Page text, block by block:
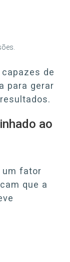
de
para gerar
ao
um fator
que a